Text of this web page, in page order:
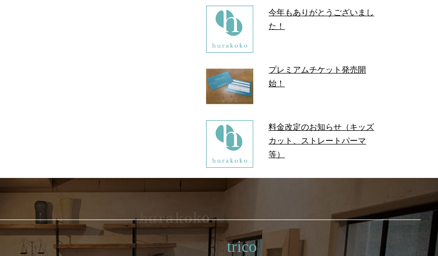
今年もありがとうございまし
た！
プレミアムチケット発売開
始！
料金改定のお知らせ（キッズ
カット、ストレートパーマ
等）
trico